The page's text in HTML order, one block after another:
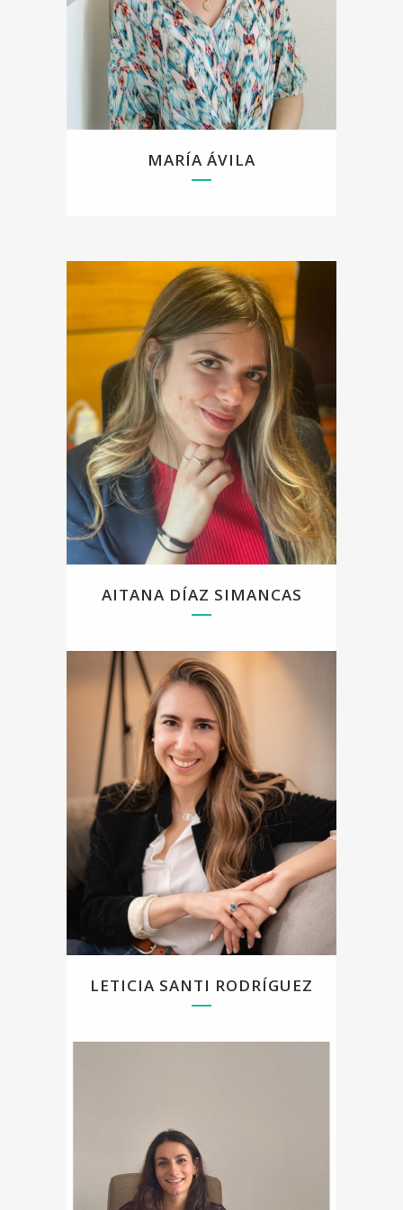
Trabajo desde un enfoque integrador, contando
con amplia formación en terapia cognitivo-
conductual, trauma y sexualidad.
MARÍA ÁVILA
Me llamo Aitana Díaz Simancas, colegiada en el
Colegio de Psicólogos de Madrid número M-
40284. Realicé el grado en psicología en la
Universidad Autónoma de Madrid, y el Master en
Psicología General Sanitaria en la Comokutebse.
Asimismo, hice el Master en Sexologia Clínica y
Terapia de Pareja en AMIR Higher Education, y
tengo formación de posgrado en mediación y
terapia de aceptación y compromiso. Respecto al
abordaje de trauma, estoy habilitada para hacer
EMDR y curso en la actualidad un master al
respecto.
Trabajo desde una perspectiva integradora,
vertebrada en el enfoque cognitivo - conductual.
He colaborado como psicóloga con un centro
médico y diversas clínicas privadas de
psicología, donde he adquirido experiencia
interviniendo tanto con población adulta como
con parejas, abordando tanto problemáticas
relativas a la salud mental, como al área de la
sexologia y los conflictos de pareja.
AITANA DÍAZ SIMANCAS
Hola! Me llamo Leticia Santi Rodríguez, colegiada
en el Colegio de Psicólogos de Madrid número M-
41592. Realicé el grado en psicología y el Master
en Psicología General Sanitaria en la
Universidad UDIMA y un Grado en Comunicación
en The American University of Rome. También
poseo un Máster en Salud Pública con
especialización en salud mental (King’s College
London) y un Máster en Actualización en
Intervención Psicológica y Salud Mental (APIR).
Soy terapeuta de pareja formada con el Método
Gottman, Experta en Dependencia Emocional y
Autoestima (Método Silvia Congost) y Experta en
Trastornos de la Conducta Alimentaria (Colegio
Oficial de la Psicología de Madrid).Trabajo desde
un enfoque cognitivo conductual con perspectiva
integradora. En consulta, me especializo en
relaciones de pareja (relaciones tóxicas,
dependencia emocional, relaciones abiertas),
ansiedad y autoestima, y también atiendo otros
motivos de consulta.
LETICIA SANTI RODRÍGUEZ
infancia, adolescencia y edad adulta desde un
enfoque contextual y basado en la evidencia,
poniendo el acento en el vínculo, la confianza y
una mirada individualizada, sin etiquetas que
limiten tu historia.
Me interesa comprender qué hay detrás del